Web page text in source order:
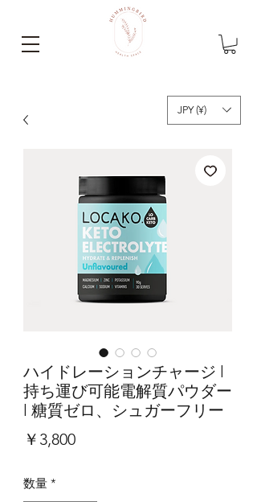
ハイドレーションチャージ l
持ち運び可能電解質パウダー
l 糖質ゼロ、シュガーフリー
￥3,800価
数量 *
JPY (¥)